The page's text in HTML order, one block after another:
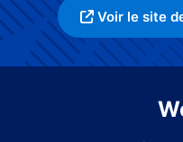
Voir le site